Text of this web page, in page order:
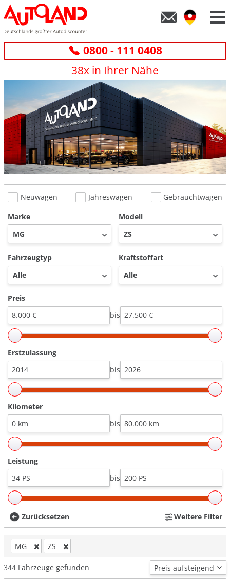
0800 - 111 0408
38x in Ihrer Nähe
Neuwagen Jahreswagen
Gebrauchtwagen
Marke
Modell
Fahrzeugtyp Kraftstoffart
Preis
bis
Erstzulassung
bis
Kilometer
bis
Leistung
bis
Zurücksetzen Weitere Filter
MG ZS
344 Fahrzeuge gefunden